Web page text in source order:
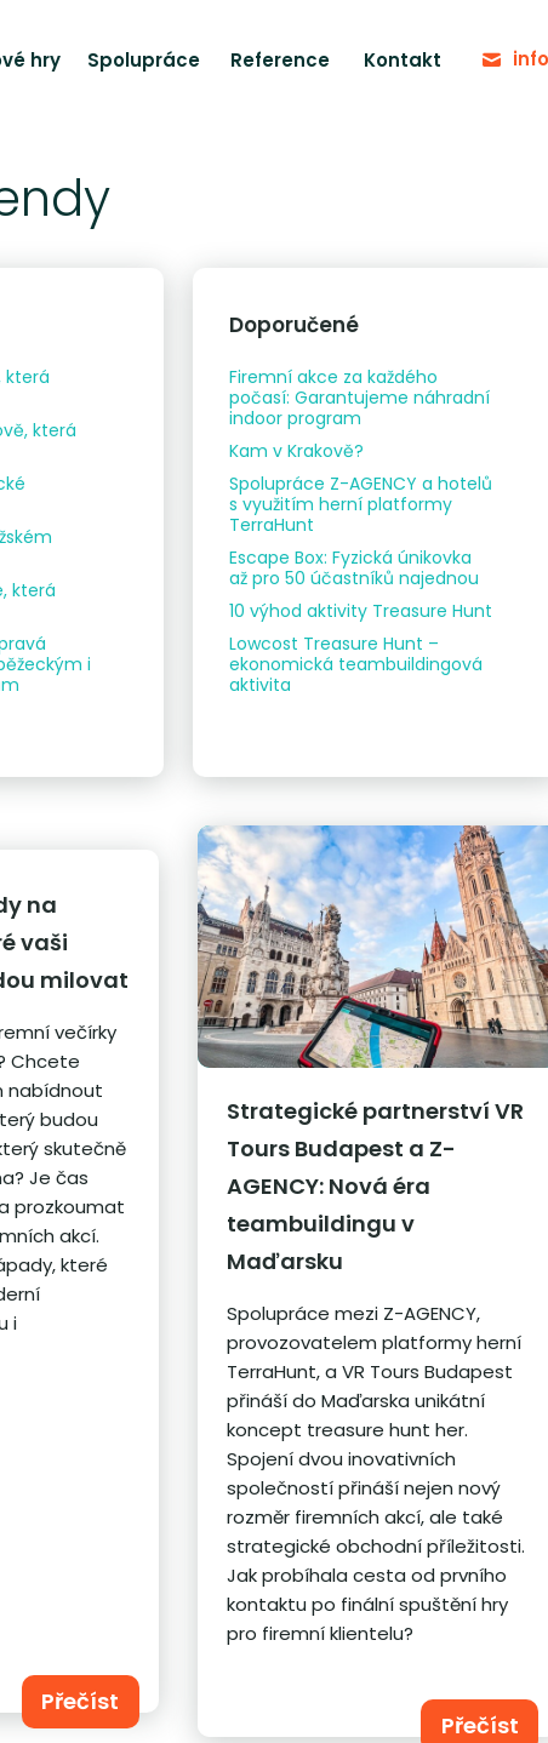
hry Spolupráce Reference Kontakt
která
která
která
i
Doporučené
Firemní akce za každého
počasí: Garantujeme náhradní
indoor program
Kam v Krakově?
Spolupráce Z-AGENCY a hotelů
s využitím herní platformy
TerraHunt
Escape Box: Fyzická únikovka
až pro 50 účastníků najednou
10 výhod aktivity Treasure Hunt
Lowcost Treasure Hunt –
ekonomická teambuildingová
aktivita
na
vaši
milovat
večírky
Chcete
nabídnout
budou
skutečně
Je čas
prozkoumat
akcí.
které
i
Přečíst
Strategické partnerství VR
Tours Budapest a Z-
AGENCY: Nová éra
teambuildingu v
Maďarsku
Spolupráce mezi Z-AGENCY,
provozovatelem platformy herní
TerraHunt, a VR Tours Budapest
přináší do Maďarska unikátní
koncept treasure hunt her.
Spojení dvou inovativních
společností přináší nejen nový
rozměr firemních akcí, ale také
strategické obchodní příležitosti.
Jak probíhala cesta od prvního
kontaktu po finální spuštění hry
pro firemní klientelu?
Přečíst